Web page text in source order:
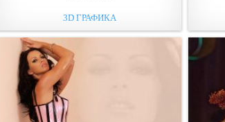
3D ГРАФИКА